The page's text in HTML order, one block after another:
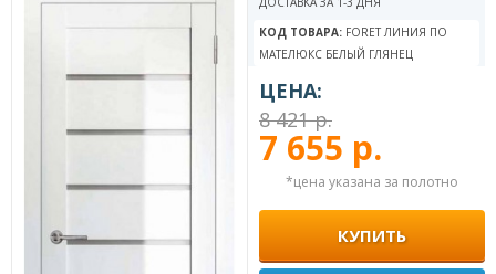
КОД ТОВАРА: FORET ЛИНИЯ ПО
МАТЕЛЮКС БЕЛЫЙ ГЛЯНЕЦ
ЦЕНА:
8 421 р.
7 655 р.
*цена указана за полотно
КУПИТЬ